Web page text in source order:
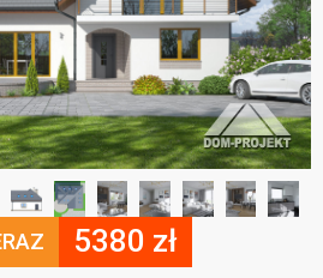
5380 zł